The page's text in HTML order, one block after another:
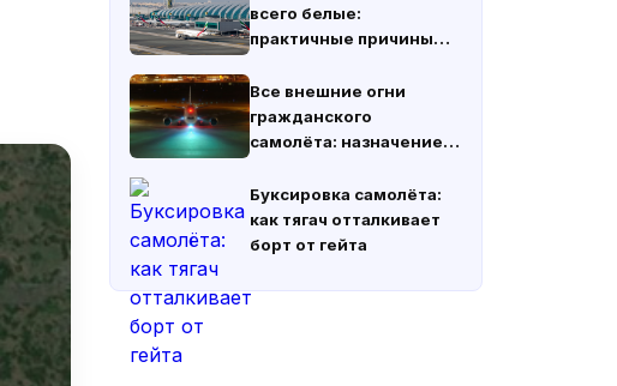
всего белые:
практичные причины
Все внешние огни
гражданского
самолёта: назначение,
использования
Буксировка самолёта:
как тягач отталкивает
борт от гейта